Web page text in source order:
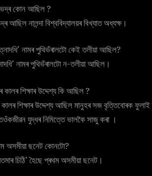
কোন আছিল ?
আছিল নালন্দা বিশ্ববিদ্যালয়ৰ বিখ্যাত অধ্যক্ষ।
নামৰ পুথিভঁৰালটো কেই তলীয়া আছিল?
নামৰ পুথিভঁৰালটো ন-তলীয়া আছিল।
শিক্ষাৰ উদ্দেশ্য কি আছিল ?
শিক্ষাৰ উদ্দেশ্য আছিল মানুহৰ সজ বৃত্তিবােৰক
যুদ্ধৰ নিমিত্তে ভালকৈ সাজু কৰা ।
অসমীয়া ছনেট কোনটো?
চিঠি’ হৈছে প্ৰথম অসমীয়া ছনেট।